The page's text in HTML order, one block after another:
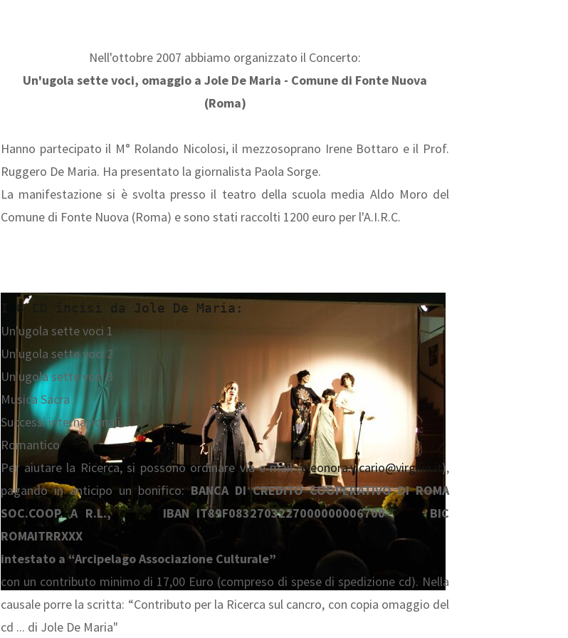
Nell'ottobre 2007 abbiamo organizzato il Concerto:
Un'ugola sette voci, omaggio a Jole De Maria - Comune di Fonte Nuova
(Roma)
Hanno partecipato il M° Rolando Nicolosi, il mezzosoprano Irene Bottaro e il Prof.
Ruggero De Maria. Ha presentato la giornalista Paola Sorge.
La manifestazione si è svolta presso il teatro della scuola media Aldo Moro del
Comune di Fonte Nuova (Roma) e sono stati raccolti 1200 euro per l'A.I.R.C.
I 6 CD incisi da Jole De Maria:
Un'ugola sette voci 1
Un'ugola sette voci 2
Un'ugola sette voci 3
Musica Sacra
Successi internazionali
Romantico
Per aiutare la Ricerca, si possono ordinare via e-mail (eleonora.vicario@virgilio.it ),
pagando in anticipo un bonifico:BANCA DI CREDITO COOPERATIVO DI ROMA
SOC.COOP. A R.L., IBAN IT89F0832703227000000006700 BIC
ROMAITRRXXX
intestato a “Arcipelago Associazione Culturale”
con un contributo minimo di 17,00 Euro (compreso di spese di spedizione cd). Nella
causale porre la scritta: “Contributo per la Ricerca sul cancro, con copia omaggio del
cd ... di Jole De Maria"